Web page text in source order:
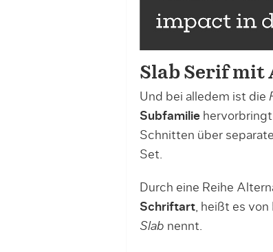
Slab Serif mit
Und bei alledem ist die
Subfamilie
Schnitten über
Set.
Durch eine Reihe
Schriftart, heißt es von
Slab nennt.